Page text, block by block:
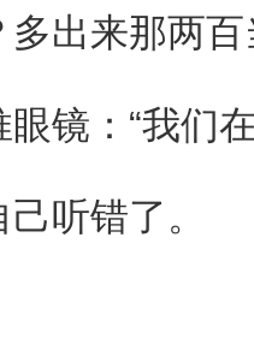
出来那两百
：“我们在
听错了。